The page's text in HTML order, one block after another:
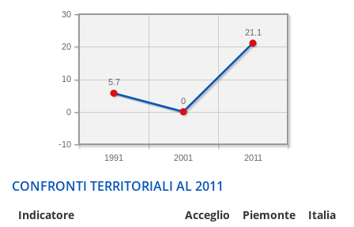
1991 2001 2011
-10
0
10
20
30
21.1
0
5.7
CONFRONTI TERRITORIALI AL 2011
Indicatore Acceglio Piemonte Italia